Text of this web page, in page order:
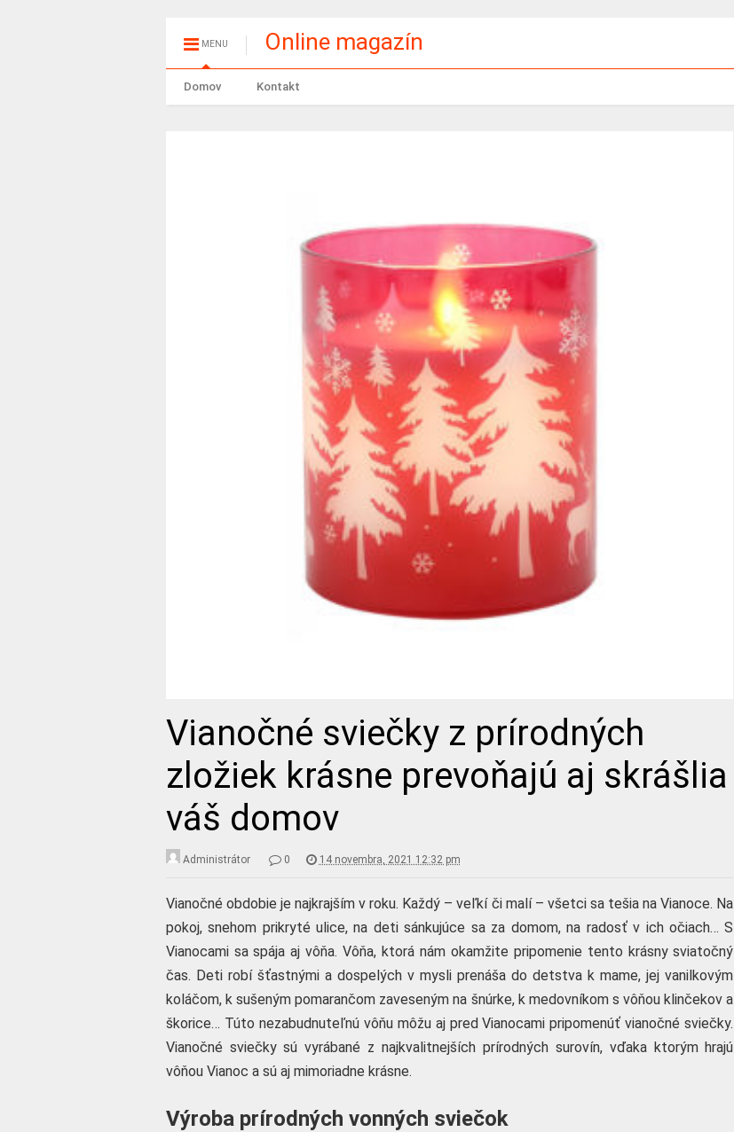
MENU Online magazín
Domov Kontakt
Vianočné sviečky z prírodných
zložiek krásne prevoňajú aj skrášlia
váš domov
Administrátor 0 14 novembra, 2021 12:32 pm
Vianočné obdobie je najkrajším v roku. Každý – veľkí či malí – všetci sa tešia na Vianoce. Na
pokoj, snehom prikryté ulice, na deti sánkujúce sa za domom, na radosť v ich očiach… S
Vianocami sa spája aj vôňa. Vôňa, ktorá nám okamžite pripomenie tento krásny sviatočný
čas. Deti robí šťastnými a dospelých v mysli prenáša do detstva k mame, jej vanilkovým
koláčom, k sušeným pomarančom zaveseným na šnúrke, k medovníkom s vôňou klinčekov a
škorice… Túto nezabudnuteľnú vôňu môžu aj pred Vianocami pripomenúť vianočné sviečky.
Vianočné sviečky sú vyrábané z najkvalitnejších prírodných surovín, vďaka ktorým hrajú
vôňou Vianoc a sú aj mimoriadne krásne.
Výroba prírodných vonných sviečok